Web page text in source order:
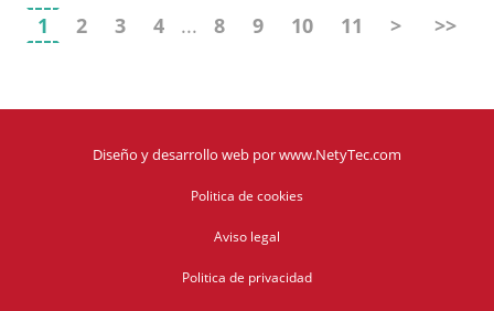
1 2 3 4 ... 8 9 10 11 > >>
Diseño y desarrollo web porwww.NetyTec.com
Politica de cookies
Aviso legal
Politica de privacidad